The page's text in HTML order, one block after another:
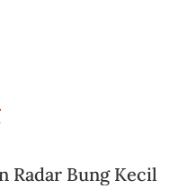
Radar Bung Kecil